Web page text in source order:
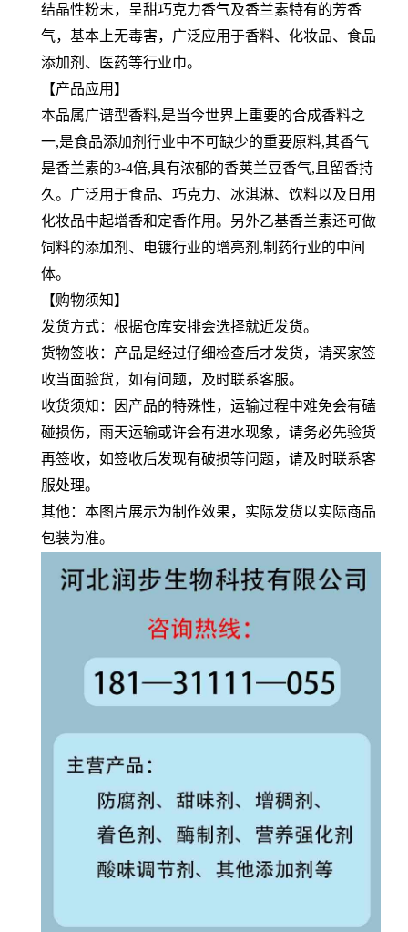
结晶性粉末，呈甜巧克力香气及香兰素特有的芳香
气，基本上无毒害，广泛应用于香料、化妆品、食品
添加剂、医药等行业巾。
【产品应用】
本品属广谱型香料,是当今世界上重要的合成香料之
一,是食品添加剂行业中不可缺少的重要原料,其香气
是香兰素的3-4倍,具有浓郁的香荚兰豆香气,且留香持
久。广泛用于食品、巧克力、冰淇淋、饮料以及日用
化妆品中起增香和定香作用。另外乙基香兰素还可做
饲料的添加剂、电镀行业的增亮剂,制药行业的中间
体。
【购物须知】
发货方式：根据仓库安排会选择就近发货。
货物签收：产品是经过仔细检查后才发货，请买家签
收当面验货，如有问题，及时联系客服。
收货须知：因产品的特殊性，运输过程中难免会有磕
碰损伤，雨天运输或许会有进水现象，请务必先验货
再签收，如签收后发现有破损等问题，请及时联系客
服处理。
其他：本图片展示为制作效果，实际发货以实际商品
包装为准。